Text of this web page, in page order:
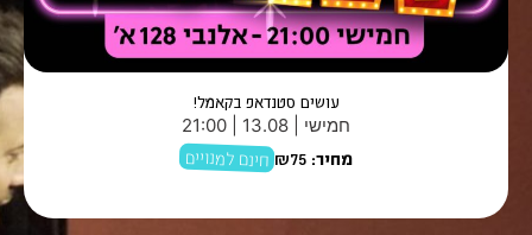
עושים סטנדאפ בקאמל!
חמישי | 13.08 | 21:00
מחיר: ₪75 חינם למנויים